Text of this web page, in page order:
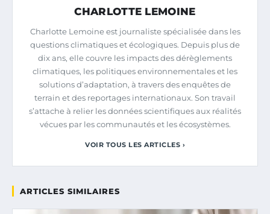
CHARLOTTE LEMOINE
Charlotte Lemoine est journaliste spécialisée dans les
questions climatiques et écologiques. Depuis plus de
dix ans, elle couvre les impacts des dérèglements
climatiques, les politiques environnementales et les
solutions d’adaptation, à travers des enquêtes de
terrain et des reportages internationaux. Son travail
s’attache à relier les données scientifiques aux réalités
vécues par les communautés et les écosystèmes.
VOIR TOUS LES ARTICLES ›
ARTICLES SIMILAIRES